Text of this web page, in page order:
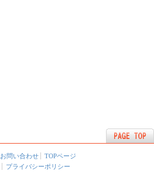
お問い合わせ
TOPページ
プライバシーポリシー